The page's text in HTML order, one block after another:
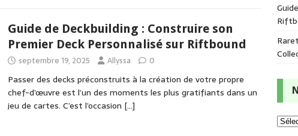
Guide de Deckbuilding : Construire son
Premier Deck Personnalisé sur Riftbound
septembre 19, 2025 Allyssa 0
Passer des decks préconstruits à la création de votre propre
chef-d’œuvre est l’un des moments les plus gratifiants dans un
jeu de cartes. C’est l’occasion […]